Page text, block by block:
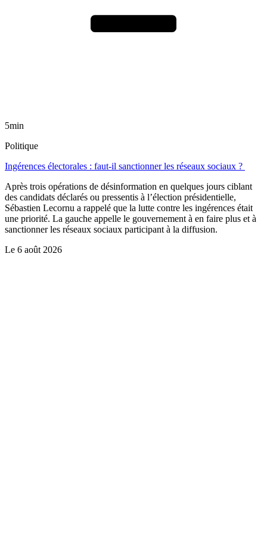
5min
Politique
Ingérences électorales : faut-il sanctionner les réseaux sociaux ?
Après trois opérations de désinformation en quelques jours ciblant
des candidats déclarés ou pressentis à l’élection présidentielle,
Sébastien Lecornu a rappelé que la lutte contre les ingérences était
une priorité. La gauche appelle le gouvernement à en faire plus et à
sanctionner les réseaux sociaux participant à la diffusion.
Le 6 août 2026